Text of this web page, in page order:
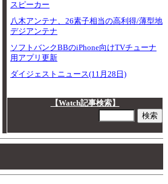
スピーカー
八木アンテナ、26素子相当の高利得/薄型地
デジアンテナ
ソフトバンクBBのiPhone向けTVチューナ
用アプリ更新
ダイジェストニュース(11月28日)
【Watch記事検索】